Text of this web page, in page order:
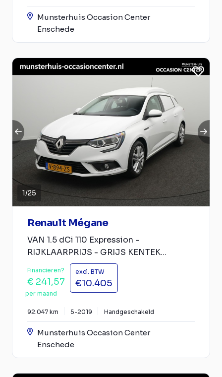
Munsterhuis Occasion Center
Enschede
1/25
Renault Mégane
VAN 1.5 dCi 110 Expression -
RIJKLAARPRIJS - GRIJS KENTEK...
Financieren?
€ 241,57
per maand
excl. BTW
€10.405
92.047 km 5-2019 Handgeschakeld
Munsterhuis Occasion Center
Enschede